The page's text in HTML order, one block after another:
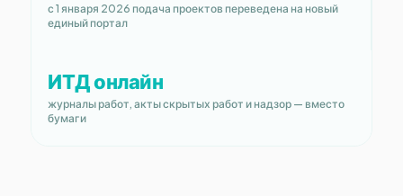
с 1 января 2026 подача проектов переведена на новый
единый портал
ИТД онлайн
журналы работ, акты скрытых работ и надзор — вместо
бумаги